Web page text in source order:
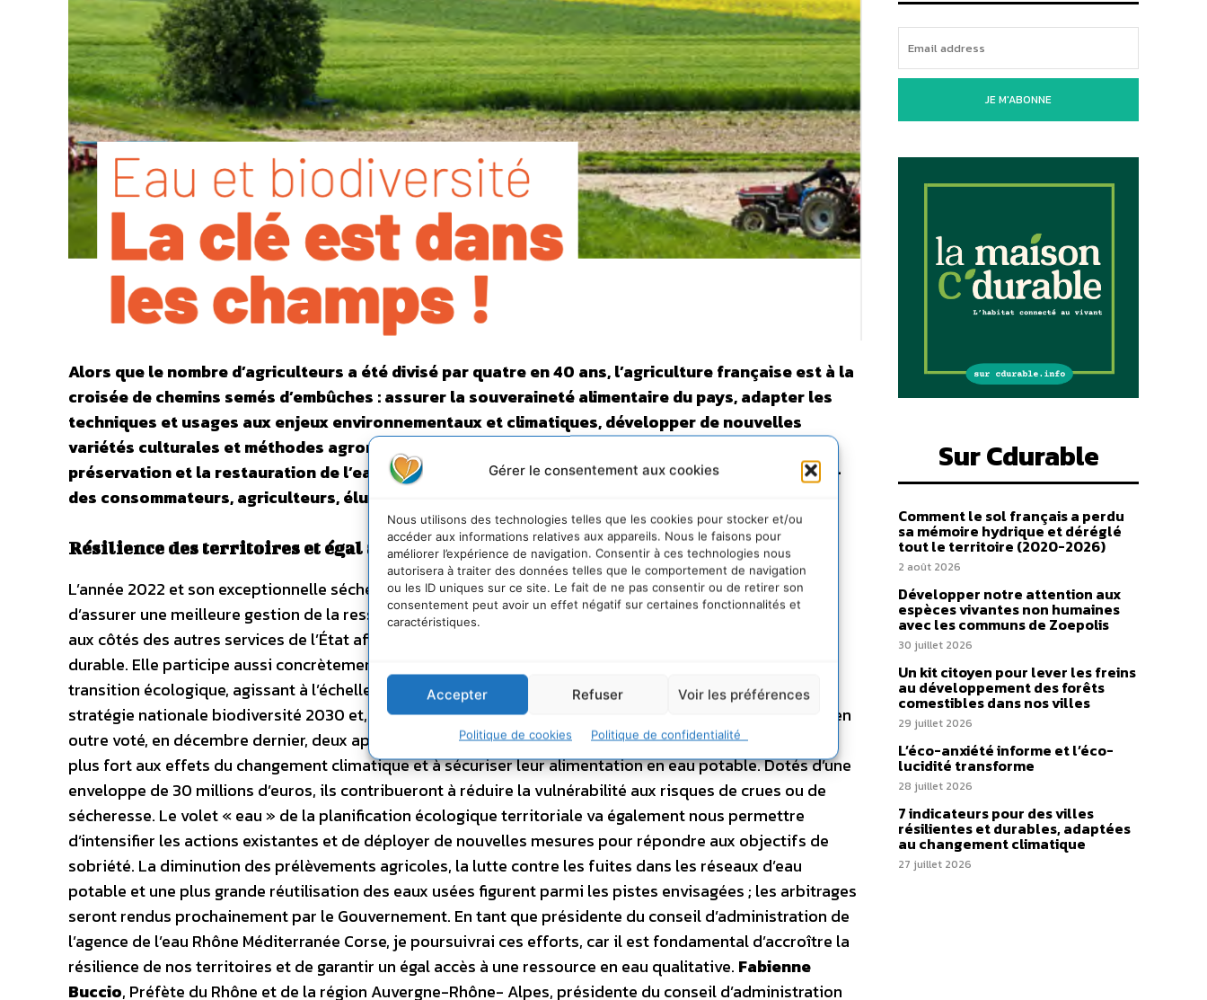
Gérer le consentement aux cookies
Nous utilisons des technologies telles que les cookies pour stocker et/ou
accéder aux informations relatives aux appareils. Nous le faisons pour
améliorer l’expérience de navigation. Consentir à ces technologies nous
autorisera à traiter des données telles que le comportement de navigation
ou les ID uniques sur ce site. Le fait de ne pas consentir ou de retirer son
consentement peut avoir un effet négatif sur certaines fonctionnalités et
caractéristiques.
Accepter Refuser Voir les préférences
Politique de cookies Politique de confidentialité
Alors que le nombre d’agriculteurs a été divisé par quatre en 40 ans, l’agriculture française est à la
croisée de chemins semés d’embûches : assurer la souveraineté alimentaire du pays, adapter les
techniques et usages aux enjeux environnementaux et climatiques, développer de nouvelles
variétés culturales et méthodes agronomiques… Mais elle détient des leviers clés pour la
préservation et la restauration de l’eau et de la biodiversité. L’heure d’une mobilisation massive –
des consommateurs, agriculteurs, élus et chercheurs – a sonné !
Résilience des territoires et égal accès à la ressource !
L’année 2022 et son exceptionnelle sécheresse ont constitué un tournant, en rappelant la nécessité
d’assurer une meilleure gestion de la ressource en eau. À cette fin, l’agence de l’eau s’investit pleinement
aux côtés des autres services de l’État afin d’accompagner la transition vers un modèle plus sobre et
durable. Elle participe aussi concrètement à la mise en œuvre du Fonds vert pour l’accélération de la
transition écologique, agissant à l’échelle de ses bassins comme opérateur pour les actions liées à la
stratégie nationale biodiversité 2030 et, dans la majorité des régions, à la renaturation des villes. Elle a en
outre voté, en décembre dernier, deux appels à projets afin d’aider les territoires à s’adapter plus vite et
plus fort aux effets du changement climatique et à sécuriser leur alimentation en eau potable. Dotés d’une
enveloppe de 30 millions d’euros, ils contribueront à réduire la vulnérabilité aux risques de crues ou de
sécheresse. Le volet « eau » de la planification écologique territoriale va également nous permettre
d’intensifier les actions existantes et de déployer de nouvelles mesures pour répondre aux objectifs de
sobriété. La diminution des prélèvements agricoles, la lutte contre les fuites dans les réseaux d’eau
potable et une plus grande réutilisation des eaux usées figurent parmi les pistes envisagées ; les arbitrages
seront rendus prochainement par le Gouvernement. En tant que présidente du conseil d’administration de
l’agence de l’eau Rhône Méditerranée Corse, je poursuivrai ces efforts, car il est fondamental d’accroître la
résilience de nos territoires et de garantir un égal accès à une ressource en eau qualitative. Fabienne
Buccio, Préfète du Rhône et de la région Auvergne-Rhône- Alpes, présidente du conseil d’administration
JE M'ABONNE
Sur Cdurable
Comment le sol français a perdu
sa mémoire hydrique et déréglé
tout le territoire (2020-2026)
2 août 2026
Développer notre attention aux
espèces vivantes non humaines
avec les communs de Zoepolis
30 juillet 2026
Un kit citoyen pour lever les freins
au développement des forêts
comestibles dans nos villes
29 juillet 2026
L’éco-anxiété informe et l’éco-
lucidité transforme
28 juillet 2026
7 indicateurs pour des villes
résilientes et durables, adaptées
au changement climatique
27 juillet 2026